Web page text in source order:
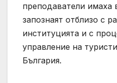
преподаватели имаха
запознаят отблизо с
институцията и с
управление на
България.